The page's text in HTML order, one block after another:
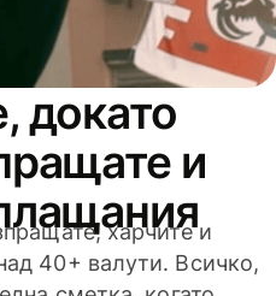
докато
и
харчите и
40+ валути. Всичко,